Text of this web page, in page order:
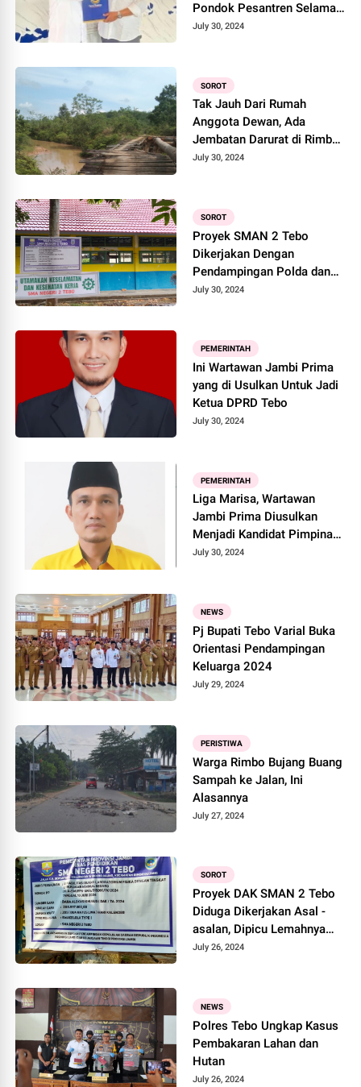
Pondok Pesantren Selama
Menjabat Pj Bupati Tebo
July 30, 2024
SOROT
Tak Jauh Dari Rumah
Anggota Dewan, Ada
Jembatan Darurat di Rimbo
Bujang Luput Dari
July 30, 2024
SOROT
Proyek SMAN 2 Tebo
Dikerjakan Dengan
Pendampingan Polda dan
Kejati Jambi, Diduga
July 30, 2024
PEMERINTAH
Ini Wartawan Jambi Prima
yang di Usulkan Untuk Jadi
Ketua DPRD Tebo
July 30, 2024
PEMERINTAH
Liga Marisa, Wartawan
Jambi Prima Diusulkan
Menjadi Kandidat Pimpinan
DPRD Tebo
July 30, 2024
NEWS
Pj Bupati Tebo Varial Buka
Orientasi Pendampingan
Keluarga 2024
July 29, 2024
PERISTIWA
Warga Rimbo Bujang Buang
Sampah ke Jalan, Ini
Alasannya
July 27, 2024
SOROT
Proyek DAK SMAN 2 Tebo
Diduga Dikerjakan Asal -
asalan, Dipicu Lemahnya
pengawasan Disdik Provinsi
July 26, 2024
NEWS
Polres Tebo Ungkap Kasus
Pembakaran Lahan dan
Hutan
July 26, 2024